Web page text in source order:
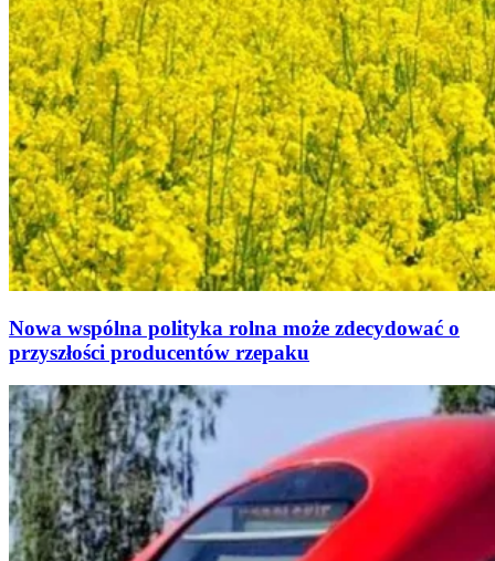
Nowa wspólna polityka rolna może zdecydować o
przyszłości producentów rzepaku